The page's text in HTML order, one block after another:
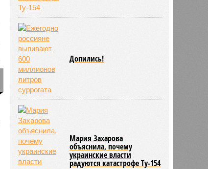
Допились!
Мария Захарова
объяснила, почему
украинские власти
радуются катастрофе Ту-154